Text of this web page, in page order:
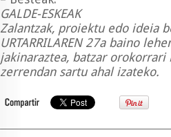
GALDE-ESKEAK
Zalantzak, proiektu edo ideia
URTARRILAREN 27a baino
jakinaraztea, batzar
zerrendan sartu ahal izateko.